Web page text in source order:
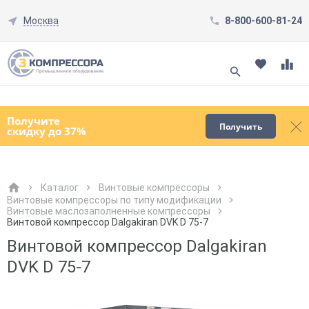
Москва 8-800-600-81-24
Получите
скидку до 37% Получить
Смотреть все товары
Каталог
Винтовые компрессоры
Винтовые компрессоры по типу модификации
Винтовые маслозаполненные компрессоры
Винтовой компрессор Dalgakiran DVK D 75-7
Винтовой компрессор Dalgakiran
DVK D 75-7
Как к Вам обращаться?
Телефон
Как к Вам обращаться?
Телефон
Город доставки
Как к Вам обращаться?
Как к Вам обращаться?
Телефон